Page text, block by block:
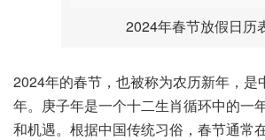
2024年春节放假日历
2024年的春节，也被称为农历新年，是
年。庚子年是一个十二生肖循环中的一
和机遇。根据中国传统习俗，春节通常